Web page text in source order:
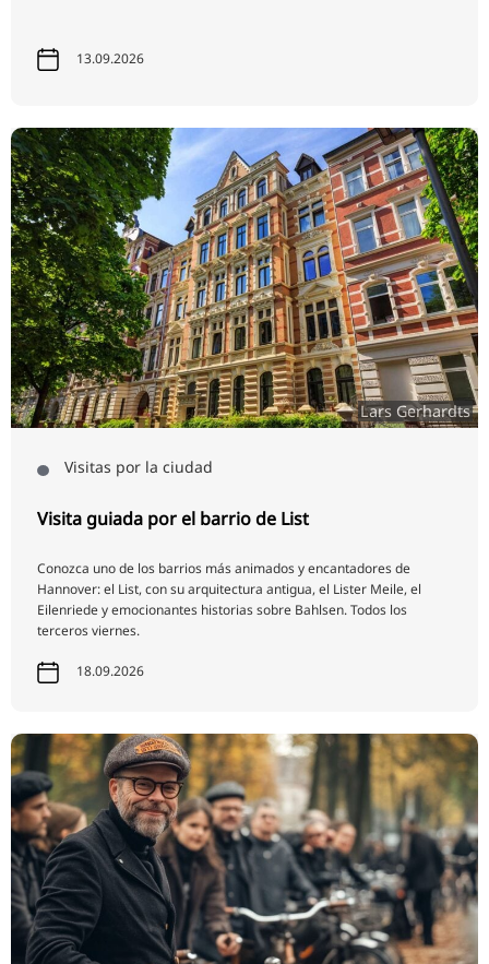
13.09.2026
Lars Gerhardts
Visitas por la ciudad
Visita guiada por el barrio de List
Conozca uno de los barrios más animados y encantadores de
Hannover: el List, con su arquitectura antigua, el Lister Meile, el
Eilenriede y emocionantes historias sobre Bahlsen. Todos los
terceros viernes.
18.09.2026